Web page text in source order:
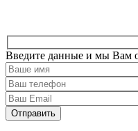
Введите данные и мы Вам